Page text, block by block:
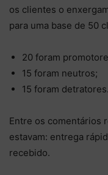
os clientes o
para uma base de 50
20 foram
15 foram neutros;
15 foram detratores.
Entre os comentários
estavam: entrega
recebido.